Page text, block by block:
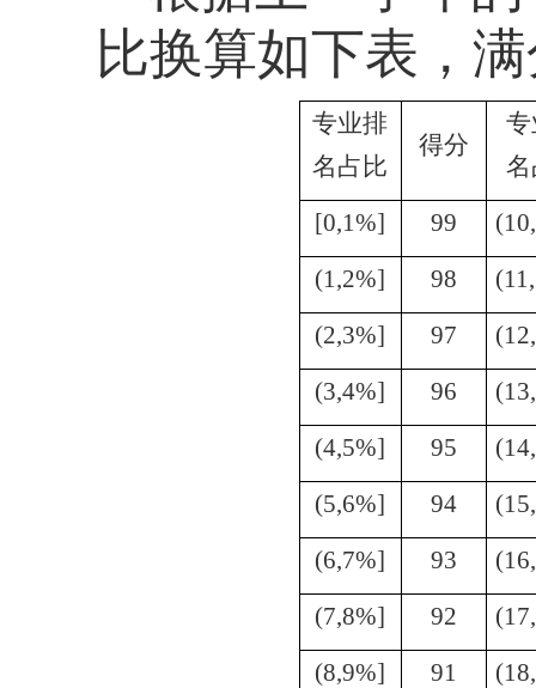
比换算如下表，
专业排
名占比
得分
[0,1%]
99
(1,2%]
98
(2,3%]
97
(3,4%]
96
(4,5%]
95
(5,6%]
94
(6,7%]
93
(7,8%]
92
(8,9%]
91